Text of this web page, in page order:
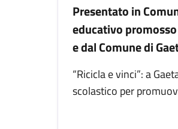
Presentato in
educativo
e dal Comune di
“Ricicla e vinci”: a
scolastico per